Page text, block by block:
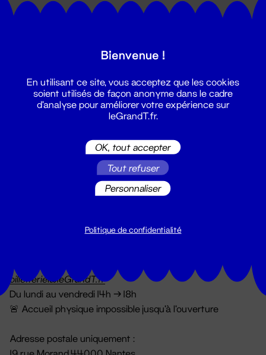
Grand T :
billetterie@leGrandT.fr
Du lundi au vendredi 14h → 18h
🚨 Accueil physique impossible jusqu'à l'ouverture
Adresse postale uniquement :
19 rue Morand 44000 Nantes
Bienvenue !
En utilisant ce site, vous acceptez que les cookies
soient utilisés de façon anonyme dans le cadre
d'analyse pour améliorer votre expérience sur
leGrandT.fr.
OK, tout accepter
Tout refuser
Personnaliser
Politique de confidentialité